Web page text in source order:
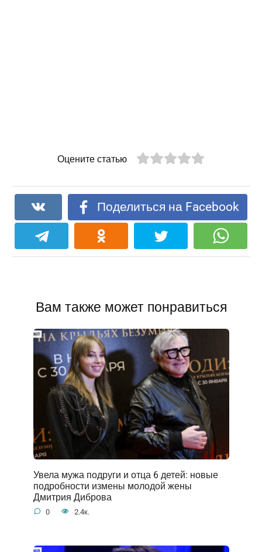
Оцените статью
Поделиться на Facebook
Вам также может понравиться
Увела мужа подруги и отца 6 детей: новые
подробности измены молодой жены
Дмитрия Диброва
0 2.4к.